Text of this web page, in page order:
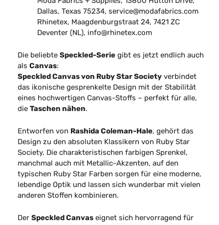
Dallas, Texas 75234, service@modafabrics.com
Rhinetex, Maagdenburgstraat 24, 7421 ZC
Deventer (NL), info@rhinetex.com
Die beliebte Speckled-Serie gibt es jetzt endlich auch
als Canvas:
Speckled Canvas von Ruby Star Society verbindet
das ikonische gesprenkelte Design mit der Stabilität
eines hochwertigen Canvas-Stoffs – perfekt für alle,
die Taschen nähen.
Entworfen von Rashida Coleman-Hale, gehört das
Design zu den absoluten Klassikern von Ruby Star
Society. Die charakteristischen farbigen Sprenkel,
manchmal auch mit Metallic-Akzenten, auf den
typischen Ruby Star Farben sorgen für eine moderne,
lebendige Optik und lassen sich wunderbar mit vielen
anderen Stoffen kombinieren.
Der Speckled Canvas eignet sich hervorragend für